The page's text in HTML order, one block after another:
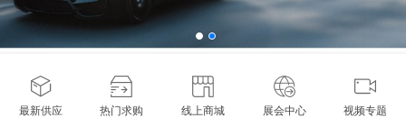
最新供应 热门求购 线上商城 展会中心 视频专题